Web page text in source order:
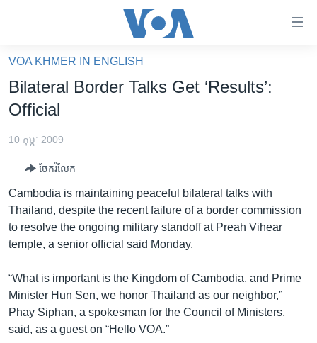
គេហទំព័រ​
ទាក់ទង
និង​
ម្តង
រំលង​
និង​
ទំព័រ​
រចនា
សម្ព័ន្ធ​
ហេឡូវីអូអេ
ព្រឹត្តិការណ៍ព័ត៌មាន
ទូរទស្សន៍ / វីដេអូ​
វិទ្យុ / ផតខាសថ៍
VOA KHMER IN ENGLISH
Bilateral Border Talks Get ‘Results’:
Official
10 កុម្ភៈ 2009
ចែករំលែក
Cambodia is maintaining peaceful bilateral talks with
Thailand, despite the recent failure of a border commission
to resolve the ongoing military standoff at Preah Vihear
temple, a senior official said Monday.
“What is important is the Kingdom of Cambodia, and Prime
Minister Hun Sen, we honor Thailand as our neighbor,”
Phay Siphan, a spokesman for the Council of Ministers,
said, as a guest on “Hello VOA.”